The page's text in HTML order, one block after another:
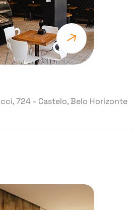
724 - Castelo, Belo Horizonte